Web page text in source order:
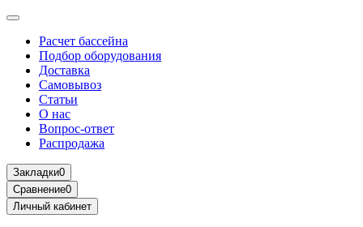
Расчет бассейна
Подбор оборудования
Доставка
Самовывоз
Статьи
О нас
Вопрос-ответ
Распродажа
Закладки0
Сравнение0
Личный кабинет